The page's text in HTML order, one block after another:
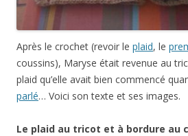
Après le crochet (revoir le plaid, le
coussins), Maryse était revenue au
plaid qu’elle avait bien commencé
parlé… Voici son texte et ses images.
Le plaid au tricot et à bordure au